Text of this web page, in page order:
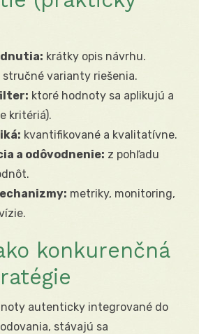
krátky opis návrhu.
stručné varianty riešenia.
ktoré hodnoty sa aplikujú a
kritériá).
kvantifikované a kvalitatívne.
a odôvodnenie: z pohľadu
metriky, monitoring,
konkurenčná
autenticky integrované do
stávajú sa